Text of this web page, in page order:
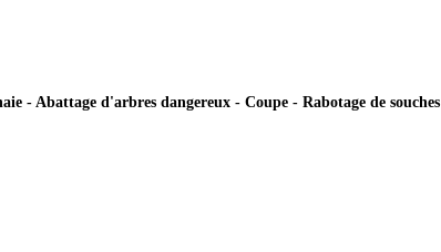
- Abattage d'arbres dangereux - Coupe - Rabotage de souches